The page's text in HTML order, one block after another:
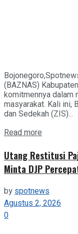
(BAZNAS)
komitmennya dalam
masyarakat. Kali ini,
dan Sedekah (ZIS)...
Read more
Utang Restitusi
Minta DJP
by spotnews
Agustus 2, 2026
0